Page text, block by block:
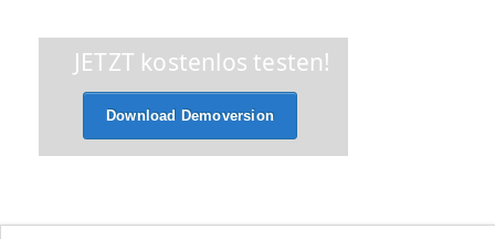
JETZT kostenlos testen!
Download Demoversion